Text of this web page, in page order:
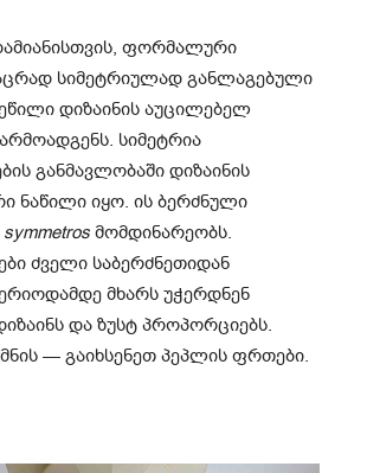
ფორმალური
სიმეტრიულად განლაგებული
დიზაინის აუცილებელ
სიმეტრია
განმავლობაში დიზაინის
ნაწილი იყო. ის ბერძნული
symmetros მომდინარეობს.
ძველი საბერძნეთიდან
მხარს უჭერდნენ
და ზუსტ პროპორციებს.
— გაიხსენეთ პეპლის ფრთები.